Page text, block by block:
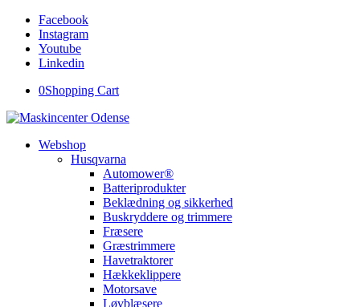
Facebook
Instagram
Youtube
Linkedin
0Shopping Cart
Webshop
Husqvarna
Automower®
Batteriprodukter
Beklædning og sikkerhed
Buskryddere og trimmere
Fræsere
Græstrimmere
Havetraktorer
Hækkeklippere
Motorsave
Løvblæsere